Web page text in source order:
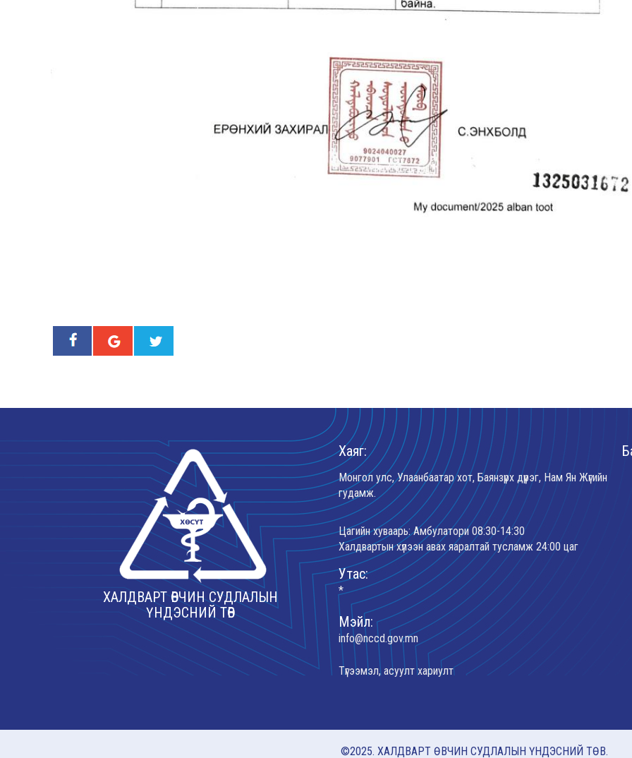
ХАЛДВАРТ ӨВЧИН СУДЛАЛЫН
ҮНДЭСНИЙ ТӨВ
Хаяг:
Монгол улс, Улаанбаатар хот, Баянзүрх дүүрэг, Нам Ян Жүгийн
гудамж.
Цагийн хуваарь: Амбулатори 08:30-14:30
Халдвартын хүлээн авах яаралтай тусламж 24:00 цаг
Утас:
*
Мэйл:
info@nccd.gov.mn
Түгээмэл, асуулт хариулт
©2025. ХАЛДВАРТ ӨВЧИН СУДЛАЛЫН ҮНДЭСНИЙ ТӨВ.